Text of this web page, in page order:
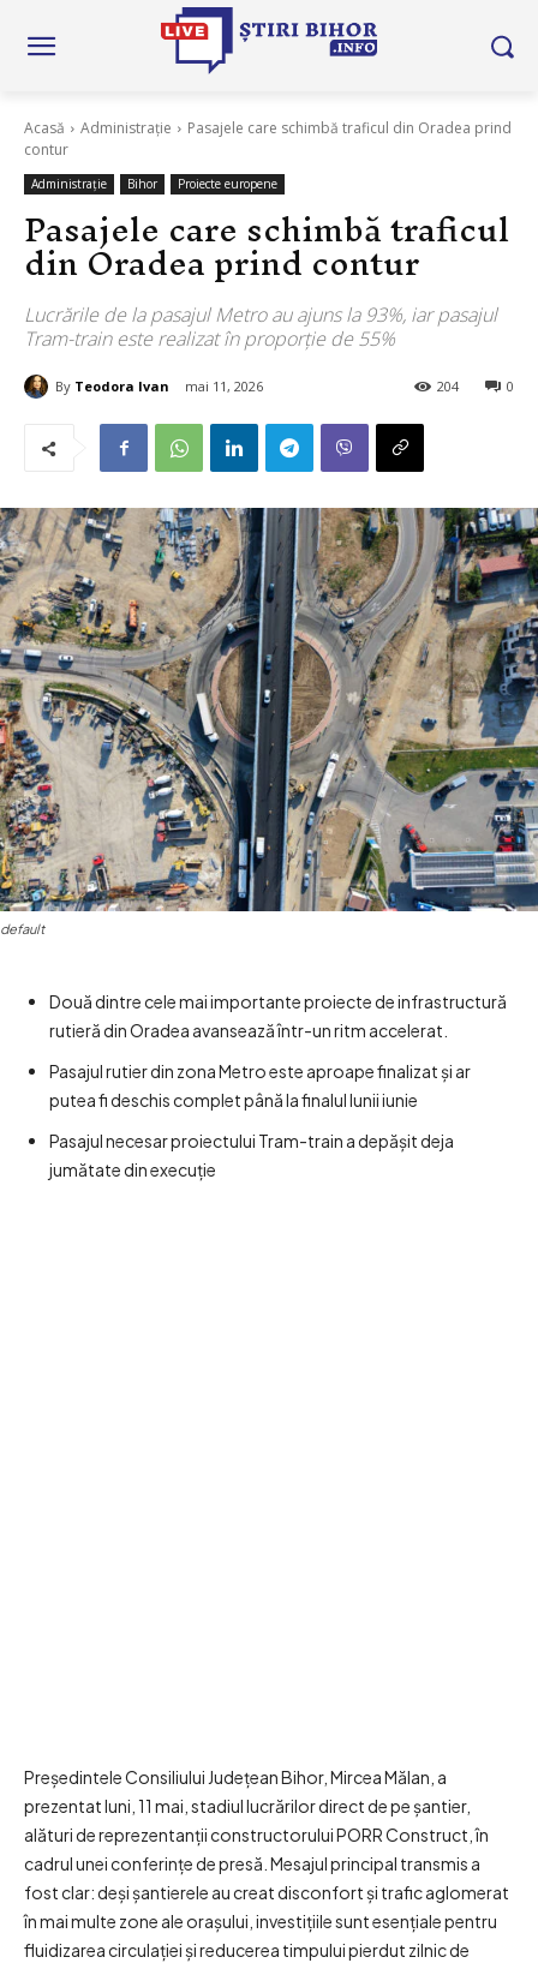
Acasă Administrație
Pasajele care schimbă traficul din Oradea prind
contur
Administrație Bihor Proiecte europene
Pasajele care schimbă traficul
din Oradea prind contur
Lucrările de la pasajul Metro au ajuns la 93%, iar pasajul
Tram-train este realizat în proporție de 55%
By Teodora Ivan mai 11, 2026 0
204
default
Două dintre cele mai importante proiecte de infrastructură
rutieră din Oradea avansează într-un ritm accelerat.
Pasajul rutier din zona Metro este aproape finalizat și ar
putea fi deschis complet până la finalul lunii iunie
Pasajul necesar proiectului Tram-train a depășit deja
jumătate din execuție
Președintele Consiliului Județean Bihor, Mircea Mălan, a
prezentat luni, 11 mai, stadiul lucrărilor direct de pe șantier,
alături de reprezentanții constructorului PORR Construct, în
cadrul unei conferințe de presă. Mesajul principal transmis a
fost clar: deși șantierele au creat disconfort și trafic aglomerat
în mai multe zone ale orașului, investițiile sunt esențiale pentru
fluidizarea circulației și reducerea timpului pierdut zilnic de